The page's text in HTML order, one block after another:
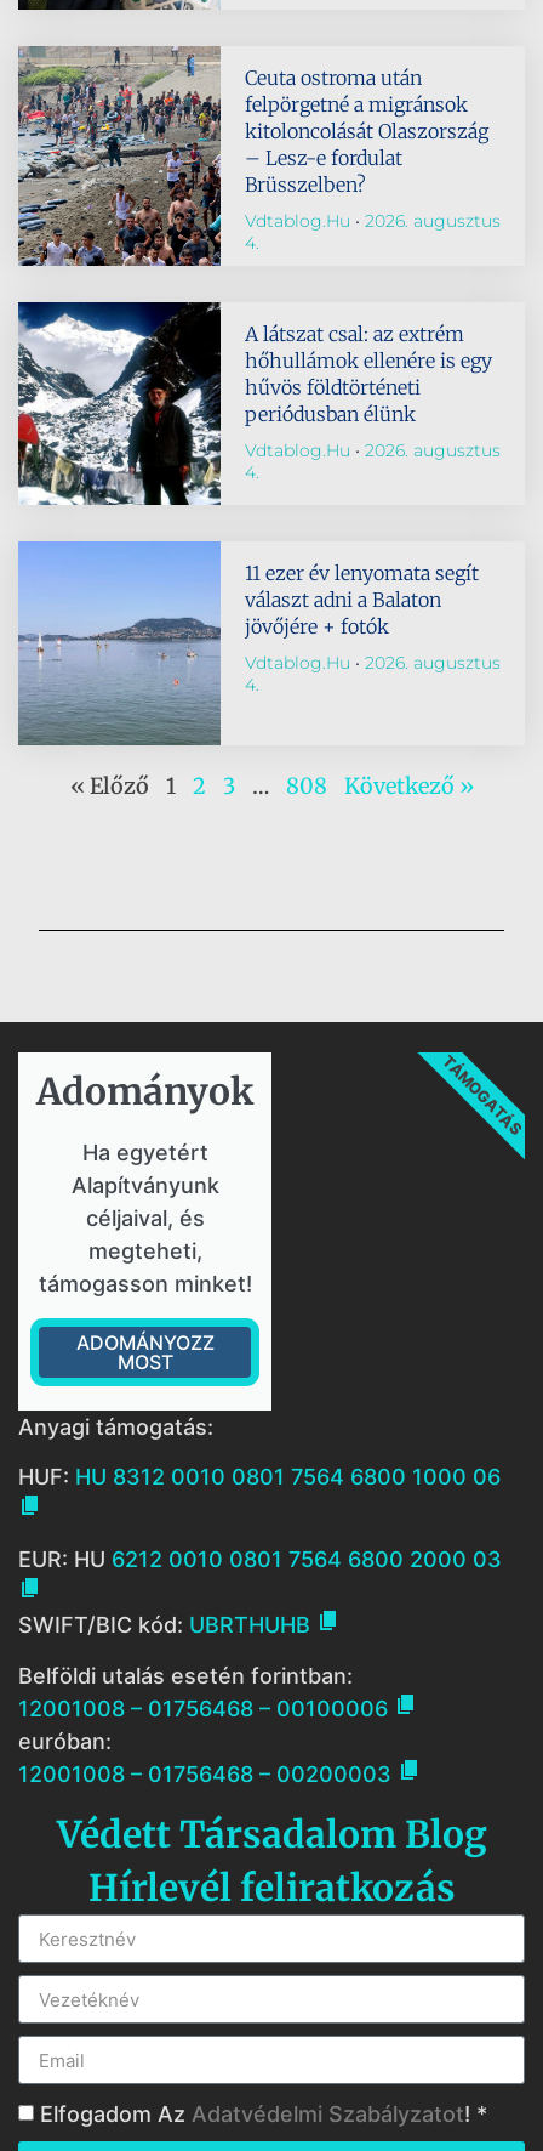
Ceuta ostroma után
felpörgetné a migránsok
kitoloncolását Olaszország
– Lesz-e fordulat
Brüsszelben?
Vdtablog.hu
2026. augusztus
4.
A látszat csal: az extrém
hőhullámok ellenére is egy
hűvös földtörténeti
periódusban élünk
Vdtablog.hu
2026. augusztus
4.
11 ezer év lenyomata segít
választ adni a Balaton
jövőjére + fotók
Vdtablog.hu
2026. augusztus
4.
« Előző 1 2 3 … 808 Következő »
Adományok​
Ha egyetért
Alapítványunk
céljaival, és
megteheti,
támogasson minket!
ADOMÁNYOZZ
MOST
TÁMOGATÁS
Anyagi támogatás:
HUF: HU 8312 0010 0801 7564 6800 1000 06

EUR: HU 6212 0010 0801 7564 6800 2000 03

SWIFT/BIC kód: UBRTHUHB 
Belföldi utalás esetén forintban:
12001008 – 01756468 – 00100006 
euróban:
12001008 – 01756468 – 00200003 
Védett Társadalom Blog
Hírlevél feliratkozás
Elfogadom Az Adatvédelmi Szabályzatot! *